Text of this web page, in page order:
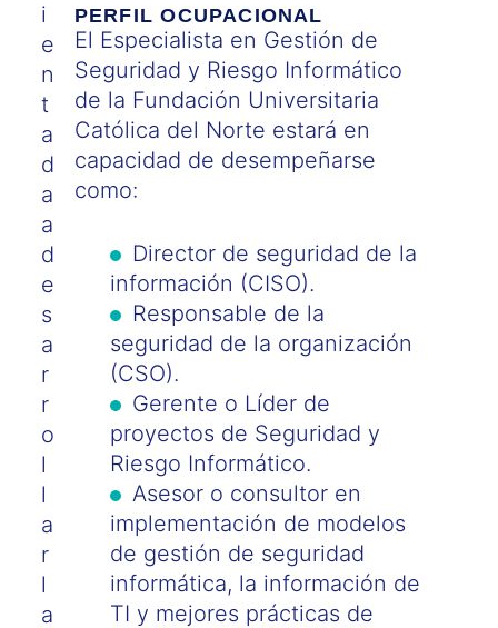
PERFIL OCUPACIONAL
El Especialista en Gestión de
Seguridad y Riesgo Informático
de la Fundación Universitaria
Católica del Norte estará en
capacidad de desempeñarse
como:
Director de seguridad de la
información (CISO).
Responsable de la
seguridad de la organización
(CSO).
Gerente o Líder de
proyectos de Seguridad y
Riesgo Informático.
Asesor o consultor en
implementación de modelos
de gestión de seguridad
informática, la información de
TI y mejores prácticas de
i
e
n
t
a
d
a
a
d
e
s
a
r
r
o
l
l
a
r
l
a